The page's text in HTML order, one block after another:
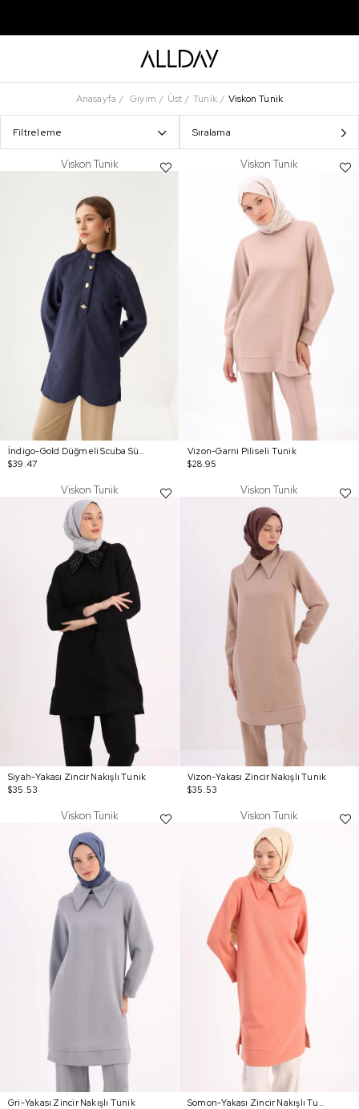
Anasayfa Giyim Üst Tunik Viskon Tunik
Filtreleme Sıralama
Viskon Tunik
İndigo-Gold Düğmeli Scuba Süet Tunik
$39.47
Viskon Tunik
Vizon-Garni Piliseli Tunik
$28.95
Viskon Tunik
Siyah-Yakası Zincir Nakışlı Tunik
$35.53
Viskon Tunik
Vizon-Yakası Zincir Nakışlı Tunik
$35.53
Viskon Tunik
Gri-Yakası Zincir Nakışlı Tunik
Viskon Tunik
Somon-Yakası Zincir Nakışlı Tunik